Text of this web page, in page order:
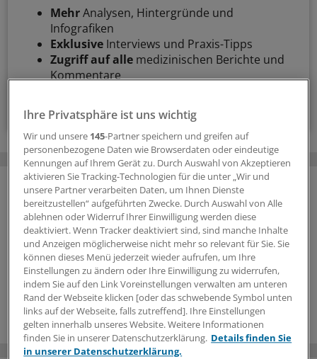
MehrAnalysen, Hintergründe und
Infografiken
Exklusive Interviews und Praxis-Tipps
Zugriff auf alle medizinischen Berichte und
Kommentare
Ihre Privatsphäre ist uns wichtig
Wir und unsere 145-Partner speichern und greifen auf
personenbezogene Daten wie Browserdaten oder eindeutige
Kennungen auf Ihrem Gerät zu. Durch Auswahl von Akzeptieren
aktivieren Sie Tracking-Technologien für die unter „Wir und
unsere Partner verarbeiten Daten, um Ihnen Dienste
bereitzustellen“ aufgeführten Zwecke. Durch Auswahl von Alle
ablehnen oder Widerruf Ihrer Einwilligung werden diese
deaktiviert. Wenn Tracker deaktiviert sind, sind manche Inhalte
und Anzeigen möglicherweise nicht mehr so relevant für Sie. Sie
können dieses Menü jederzeit wieder aufrufen, um Ihre
Einstellungen zu ändern oder Ihre Einwilligung zu widerrufen,
indem Sie auf den Link Voreinstellungen verwalten am unteren
Rand der Webseite klicken [oder das schwebende Symbol unten
links auf der Webseite, falls zutreffend]. Ihre Einstellungen
gelten innerhalb unseres Website. Weitere Informationen
finden Sie in unserer Datenschutzerklärung. Details finden Sie
in unserer Datenschutzerklärung.